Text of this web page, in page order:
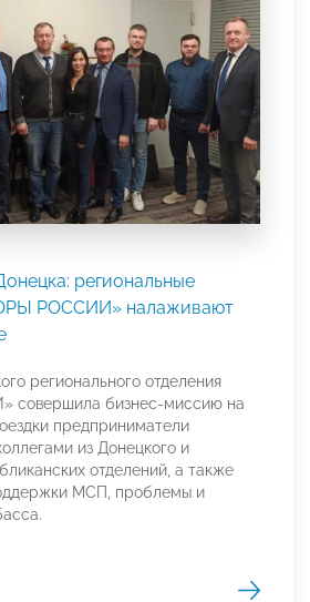
региональные
РОССИИ» налаживают
регионального отделения
бизнес-миссию на
предприниматели
из Донецкого и
отделений, а также
МСП, проблемы и